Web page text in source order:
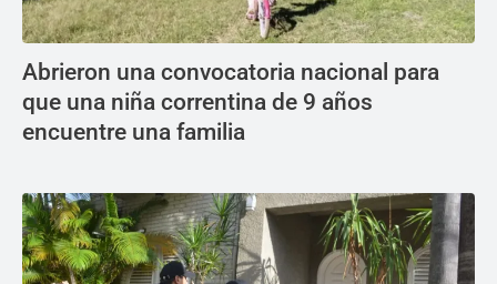
Abrieron una convocatoria nacional para
que una niña correntina de 9 años
encuentre una familia